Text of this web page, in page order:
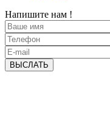
Напишите нам !
ВЫСЛАТЬ